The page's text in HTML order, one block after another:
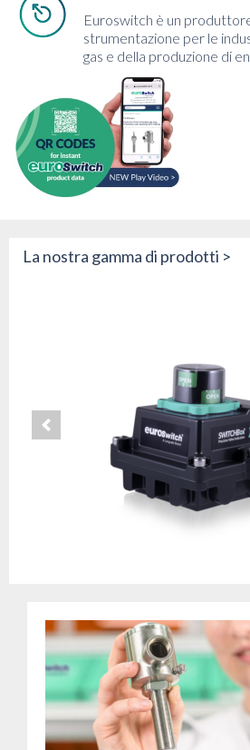
Euroswitch è un
strumentazione per le
gas e della produzione di
La nostra gamma di prodotti >